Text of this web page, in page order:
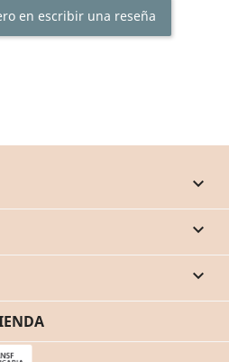
en escribir una reseña


